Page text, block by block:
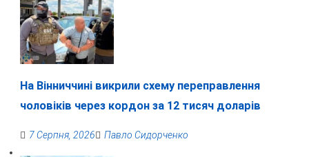
На Вінниччині викрили схему переправлення
чоловіків через кордон за 12 тисяч доларів
7 Серпня, 2026 Павло Сидорченко